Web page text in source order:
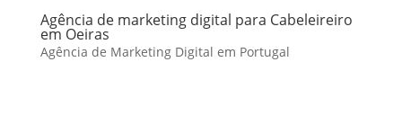
Agência de marketing digital para Cabeleireiro
em Oeiras
Agência de Marketing Digital em Portugal